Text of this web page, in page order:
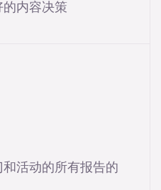
内容决策
活动的所有报告的